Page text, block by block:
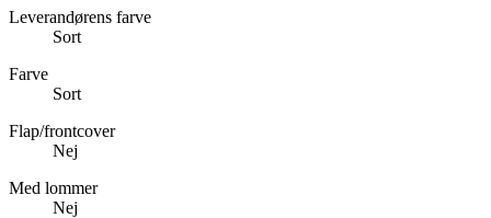
Leverandørens farve
Sort
Farve
Sort
Flap/frontcover
Nej
Med lommer
Nej